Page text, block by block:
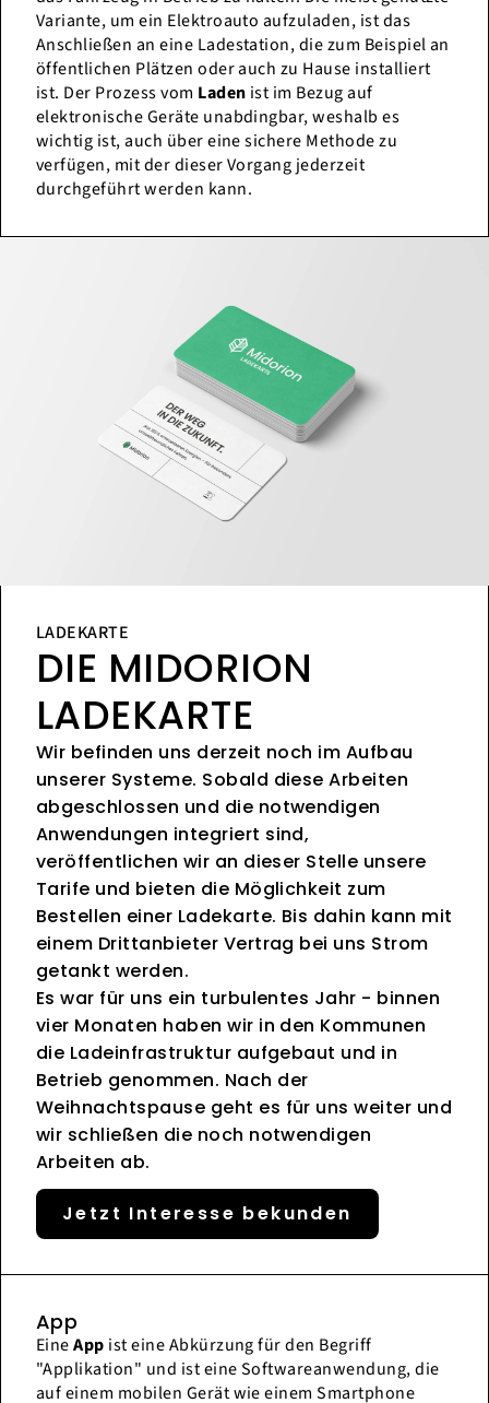
Variante, um ein Elektroauto aufzuladen, ist das
Anschließen an eine Ladestation, die zum Beispiel an
öffentlichen Plätzen oder auch zu Hause installiert
ist. Der Prozess vom Laden ist im Bezug auf
elektronische Geräte unabdingbar, weshalb es
wichtig ist, auch über eine sichere Methode zu
verfügen, mit der dieser Vorgang jederzeit
durchgeführt werden kann.
LADEKARTE
DIE MIDORION
LADEKARTE
Wir befinden uns derzeit noch im Aufbau
unserer Systeme. Sobald diese Arbeiten
abgeschlossen und die notwendigen
Anwendungen integriert sind,
veröffentlichen wir an dieser Stelle unsere
Tarife und bieten die Möglichkeit zum
Bestellen einer Ladekarte. Bis dahin kann mit
einem Drittanbieter Vertrag bei uns Strom
getankt werden.
Es war für uns ein turbulentes Jahr - binnen
vier Monaten haben wir in den Kommunen
die Ladeinfrastruktur aufgebaut und in
Betrieb genommen. Nach der
Weihnachtspause geht es für uns weiter und
wir schließen die noch notwendigen
Arbeiten ab.
Jetzt Interesse bekunden
App
EineApp ist eine Abkürzung für den Begriff
"Applikation" und ist eine Softwareanwendung, die
auf einem mobilen Gerät wie einem Smartphone